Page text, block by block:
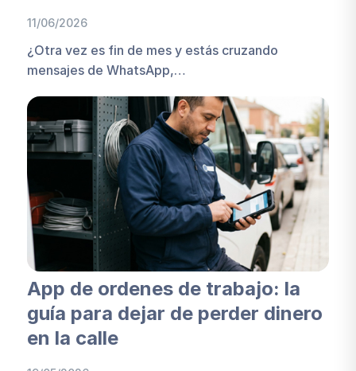
11/06/2026
¿Otra vez es fin de mes y estás cruzando
mensajes de WhatsApp,…
App de ordenes de trabajo: la
guía para dejar de perder dinero
en la calle